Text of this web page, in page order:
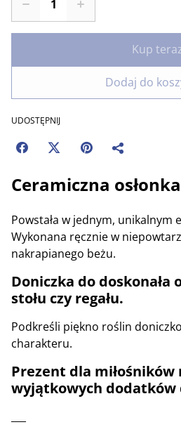
Kup
Dodaj do
UDOSTĘPNIJ
Ceramiczna
Powstała w jednym, unikalnym
Wykonana ręcznie w
nakrapianego beżu.
Doniczka do doskonała
stołu czy regału.
Podkreśli piękno roślin
charakteru.
Prezent dla miłośników
wyjątkowych dodatków